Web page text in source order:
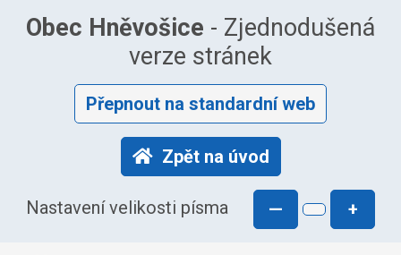
Obec Hněvošice - Zjednodušená
verze stránek
Přepnout na standardní web
Zpět na úvod
Nastavení velikosti písma — +